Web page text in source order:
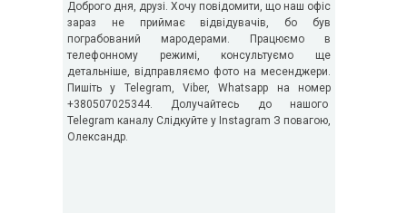
Доброго дня, друзі. Хочу повідомити, що наш офіс
зараз не приймає відвідувачів, бо був
пограбований мародерами. Працюємо в
телефонному режимі, консультуємо ще
детальніше, відправляємо фото на месенджери.
Пишіть у Telegram, Viber, Whatsapp на номер
+380507025344. Долучайтесь до нашого
Telegram каналу Слідкуйте у Instagram З повагою,
Олександр.